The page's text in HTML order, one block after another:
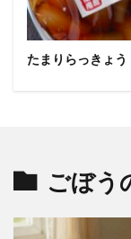
たまりらっきょう
ごぼう